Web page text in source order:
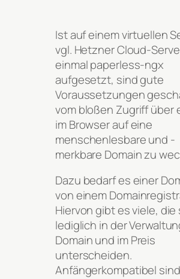
Ist auf einem virtuellen
vgl. Hetzner Cloud-
einmal paperless-ngx
aufgesetzt, sind gute
Voraussetzungen
vom bloßen Zugriff über
im Browser auf eine
menschenlesbare und -
merkbare Domain zu
Dazu bedarf es einer
von einem
Hiervon gibt es viele, die
lediglich in der
Domain und im Preis
unterscheiden.
Anfängerkompatibel